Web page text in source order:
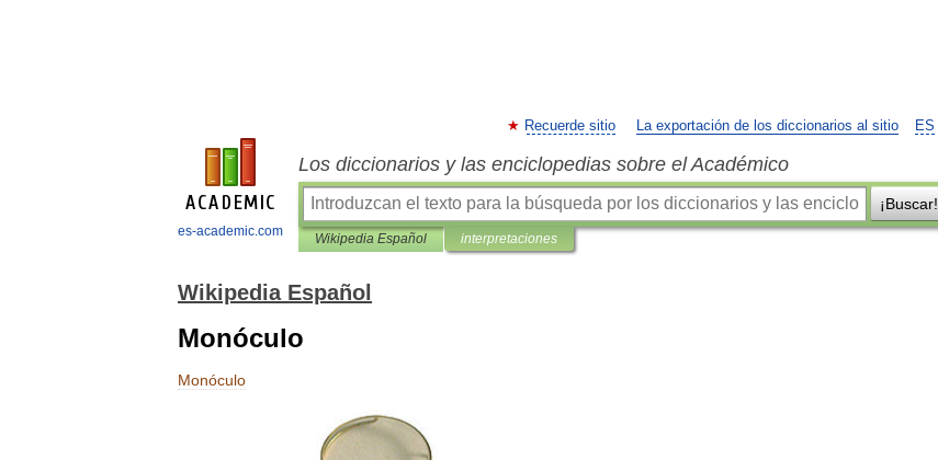
es-academic.com
ES
Recuerde sitio La exportación de los diccionarios al sitio
Los diccionarios y las enciclopedias sobre el Académico
¡Buscar!
Wikipedia Español interpretaciones
Wikipedia Español
Monóculo
Monóculo